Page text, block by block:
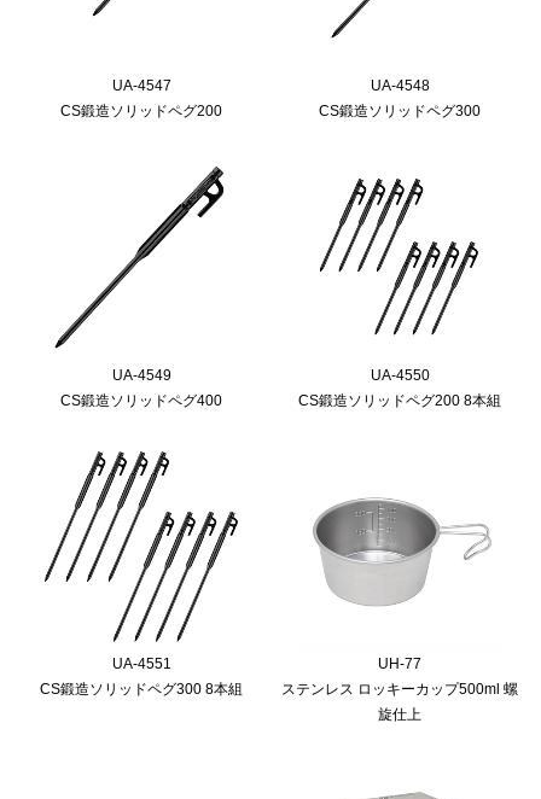
UA-4547
CS鍛造ソリッドペグ200
UA-4548
CS鍛造ソリッドペグ300
UA-4549
CS鍛造ソリッドペグ400
UA-4550
CS鍛造ソリッドペグ200 8本組
UA-4551
CS鍛造ソリッドペグ300 8本組
UH-77
ステンレス ロッキーカップ500ml 螺
旋仕上